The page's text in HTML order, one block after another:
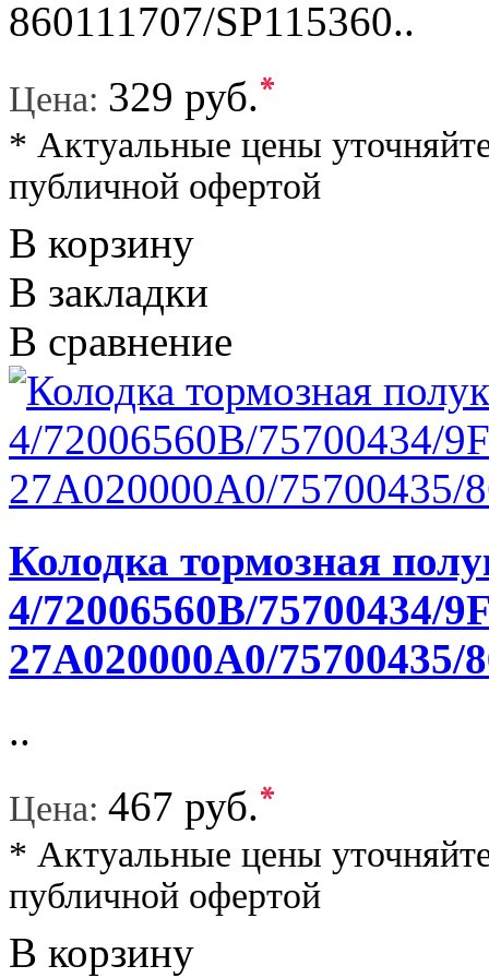
860111707/SP115360..
Цена: 329 руб.*
* Актуальные цены
публичной офертой
В корзину
В закладки
В сравнение
Колодка тормозная
4/72006560B/75700434/
27A020000A0/75700435/
..
Цена: 467 руб.*
* Актуальные цены
публичной офертой
В корзину